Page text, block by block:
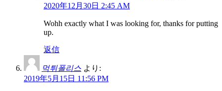
2020年12月30日 2:45 AM
Wohh exactly what I was looking for, thanks for putting
up.
返信
먹튀폴리스 より:
2019年5月15日 11:56 PM